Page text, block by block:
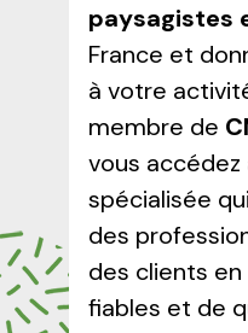
paysagistes
France et
à votre
membre de
vous
spécialisée
des
des clients
fiables et de